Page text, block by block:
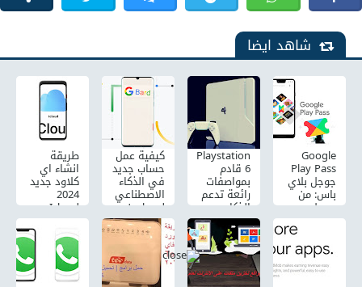
شاهد ايضا
Google
Play Pass
جوجل بلاي
باس: من
جوجل
وخدمة
Arcade
Playstation
6 قادم
بمواصفات
رائعة تدعم
الذكاء
الاصطناعي
كيفية عمل
حساب جديد
في الذكاء
الاصطناعي
bard من
جوجل
طريقة
انشاء اي
كلاود جديد
2024
Icloud
للايفون
مجانا